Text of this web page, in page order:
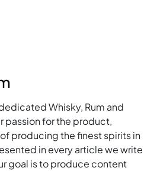
Whisky, Rum and
passion for the product,
producing the finest spirits in
in every article we write
goal is to produce content